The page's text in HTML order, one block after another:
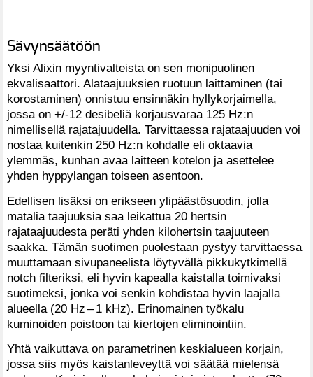
Sävynsäätöön
Yksi Alixin myyntivalteista on sen monipuolinen
ekvalisaattori. Alataajuuksien ruotuun laittaminen (tai
korostaminen) onnistuu ensinnäkin hyllykorjaimella,
jossa on +/-12 desibeliä korjausvaraa 125 Hz:n
nimellisellä rajatajuudella. Tarvittaessa rajataajuuden voi
nostaa kuitenkin 250 Hz:n kohdalle eli oktaavia
ylemmäs, kunhan avaa laitteen kotelon ja asettelee
yhden hyppylangan toiseen asentoon.
Edellisen lisäksi on erikseen ylipäästösuodin, jolla
matalia taajuuksia saa leikattua 20 hertsin
rajataajuudesta peräti yhden kilohertsin taajuuteen
saakka. Tämän suotimen puolestaan pystyy tarvittaessa
muuttamaan sivupaneelista löytyvällä pikkukytkimellä
notch filteriksi, eli hyvin kapealla kaistalla toimivaksi
suotimeksi, jonka voi senkin kohdistaa hyvin laajalla
alueella (20 Hz – 1 kHz). Erinomainen työkalu
kuminoiden poistoon tai kiertojen eliminointiin.
Yhtä vaikuttava on parametrinen keskialueen korjain,
jossa siis myös kaistanleveyttä voi säätää mielensä